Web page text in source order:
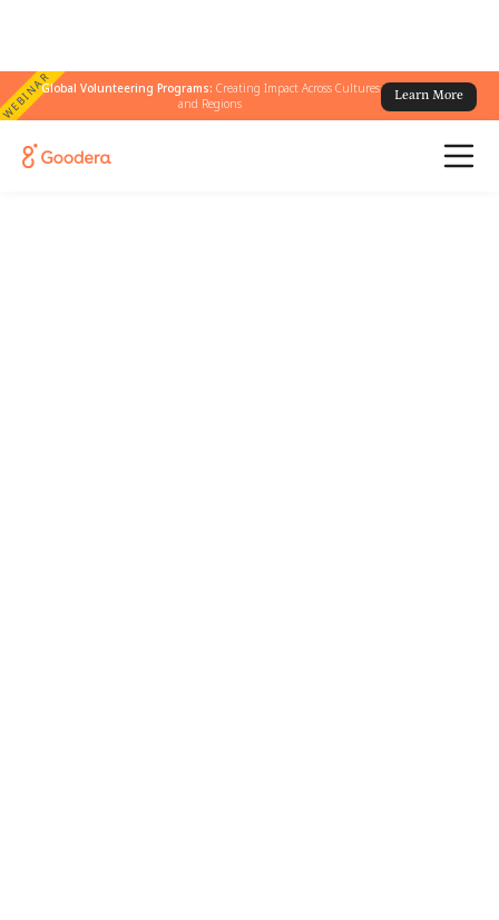
WEBINARGlobal Volunteering Programs: Creating Impact Across Cultures
and Regions
Learn More